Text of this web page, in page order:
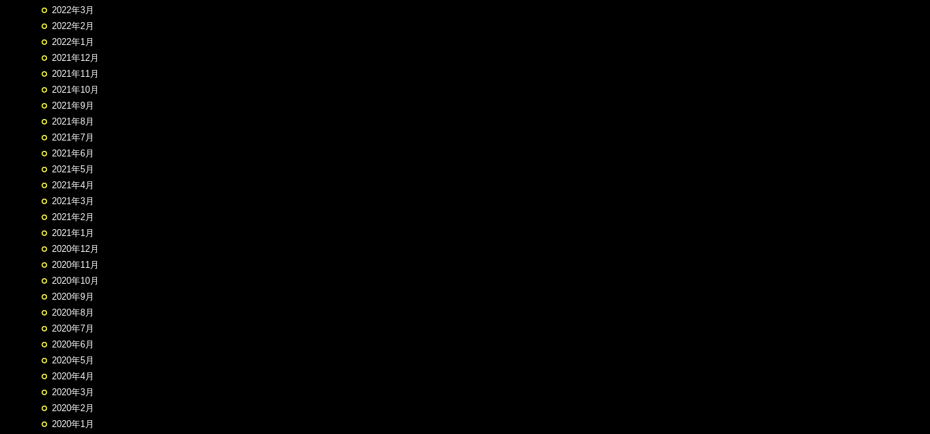
2022年3月
2022年2月
2022年1月
2021年12月
2021年11月
2021年10月
2021年9月
2021年8月
2021年7月
2021年6月
2021年5月
2021年4月
2021年3月
2021年2月
2021年1月
2020年12月
2020年11月
2020年10月
2020年9月
2020年8月
2020年7月
2020年6月
2020年5月
2020年4月
2020年3月
2020年2月
2020年1月